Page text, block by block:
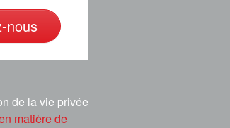
nous
de la vie privée
matière de